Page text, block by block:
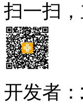
扫一扫
开发者：